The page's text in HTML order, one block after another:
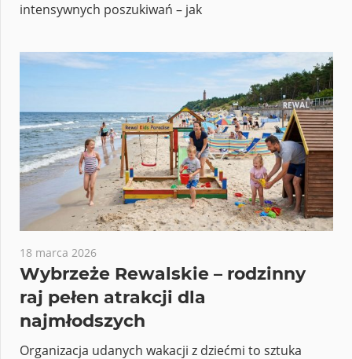
intensywnych poszukiwań – jak
18 marca 2026
Wybrzeże Rewalskie – rodzinny
raj pełen atrakcji dla
najmłodszych
Organizacja udanych wakacji z dziećmi to sztuka